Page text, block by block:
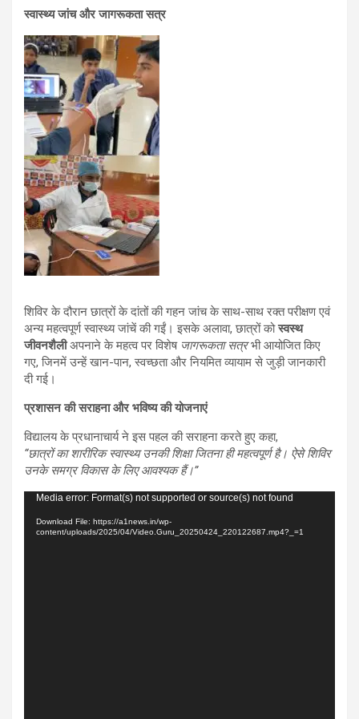
स्वास्थ्य जांच और जागरूकता सत्र
शिविर के दौरान छात्रों के दांतों की गहन जांच के साथ-साथ रक्त परीक्षण एवं
अन्य महत्वपूर्ण स्वास्थ्य जांचें की गईं। इसके अलावा, छात्रों कोस्वस्थ
जीवनशैलीअपनाने के महत्व पर विशेष जागरूकता सत्रभी आयोजित किए
गए, जिनमें उन्हें खान-पान, स्वच्छता और नियमित व्यायाम से जुड़ी जानकारी
दी गई।
प्रशासन की सराहना और भविष्य की योजनाएं
विद्यालय के प्रधानाचार्य ने इस पहल की सराहना करते हुए कहा,
“छात्रों का शारीरिक स्वास्थ्य उनकी शिक्षा जितना ही महत्वपूर्ण है। ऐसे शिविर
उनके समग्र विकास के लिए आवश्यक हैं।”
Video
Player
Media error: Format(s) not supported or source(s) not found
Download File: https://a1news.in/wp-
content/uploads/2025/04/Video.Guru_20250424_220122687.mp4?_=1